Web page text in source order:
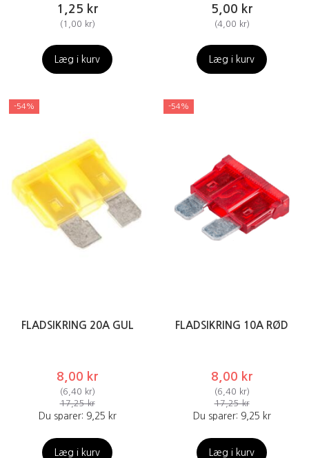
1,25 kr
(1,00 kr)
Læg i kurv
5,00 kr
(4,00 kr)
Læg i kurv
-54%
FLADSIKRING 20A GUL
8,00 kr
(6,40 kr)
17,25 kr
Du sparer: 9,25 kr
Læg i kurv
-54%
FLADSIKRING 10A RØD
8,00 kr
(6,40 kr)
17,25 kr
Du sparer: 9,25 kr
Læg i kurv